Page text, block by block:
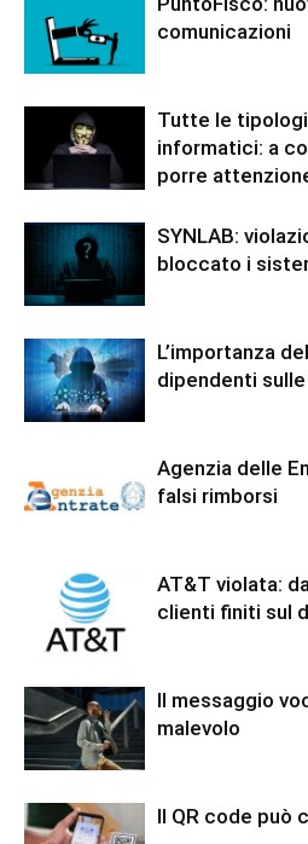
comunicazioni
Tutte le
informatici: a
porre
SYNLAB:
bloccato i
L’importanza
dipendenti
Agenzia delle
falsi rimborsi
AT&T violata:
clienti finiti sul
Il messaggio
malevolo
Il QR code può